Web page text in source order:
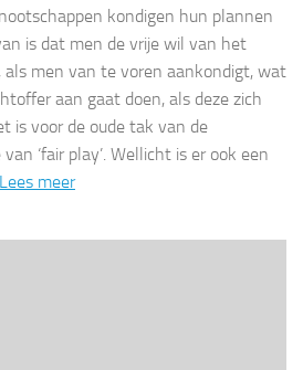
kondigen hun plannen
is dat men de vrije wil van het
men van te voren aankondigt, wat
aan gaat doen, als deze zich
is voor de oude tak van de
‘fair play’. Wellicht is er ook een
Lees meer